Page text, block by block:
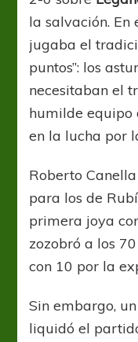
la salvación.
jugaba el
puntos”: los
necesitaban el
humilde equipo
en la lucha por
Roberto
para los de
primera joya
zozobró a los
con 10 por la
Sin embargo,
liquidó el